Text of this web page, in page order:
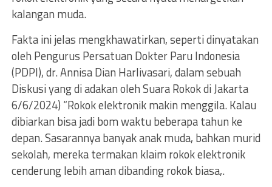
kalangan muda.
Fakta ini jelas mengkhawatirkan, seperti dinyatakan
oleh Pengurus Persatuan Dokter Paru Indonesia
(PDPI), dr. Annisa Dian Harlivasari, dalam sebuah
Diskusi yang di adakan oleh Suara Rokok di Jakarta
6/6/2024) “Rokok elektronik makin menggila. Kalau
dibiarkan bisa jadi bom waktu beberapa tahun ke
depan. Sasarannya banyak anak muda, bahkan murid
sekolah, mereka termakan klaim rokok elektronik
cenderung lebih aman dibanding rokok biasa,.